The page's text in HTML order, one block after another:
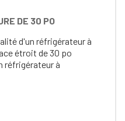
DE 30 PO
d'un réfrigérateur à
étroit de 30 po
réfrigérateur à